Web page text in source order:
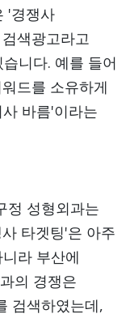
'경쟁사
색광고라고
니다. 예를 들어
드를 소유하게
바름'이라는
정 성형외과는
타겟팅'은 아주
라 부산에
의 경쟁은
검색하였는데,